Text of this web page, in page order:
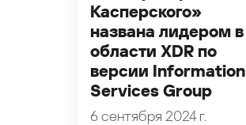
Касперского»
названа лидером в
области XDR по
версии Information
Services Group
6 сентября 2024 г.